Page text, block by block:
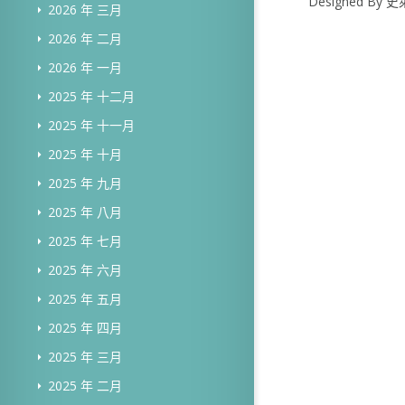
2026 年 三月
2026 年 二月
2026 年 一月
2025 年 十二月
2025 年 十一月
2025 年 十月
2025 年 九月
2025 年 八月
2025 年 七月
2025 年 六月
2025 年 五月
2025 年 四月
2025 年 三月
2025 年 二月